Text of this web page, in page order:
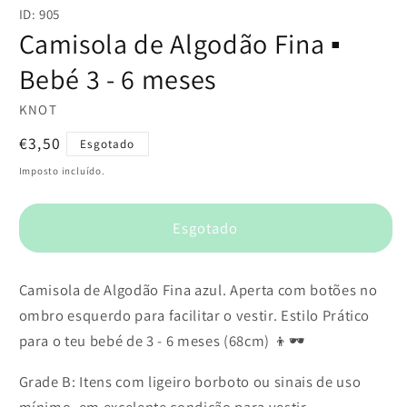
multimédia
em
modal
ID: 905
Camisola de Algodão Fina ▪️
Bebé 3 - 6 meses
KNOT
Preço
normal
€3,50 Esgotado
Imposto incluído.
Esgotado
Camisola de Algodão Fina azul. Aperta com botões no
ombro esquerdo para facilitar o vestir. Estilo Prático
para o teu bebé de 3 - 6 meses (68cm) 👦🕶️
Grade B: Itens com ligeiro borboto ou sinais de uso